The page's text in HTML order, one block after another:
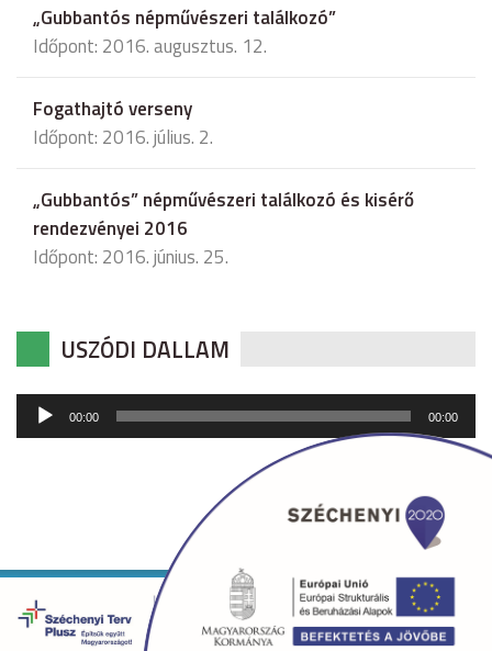
„Gubbantós népművészeri találkozó”
Időpont: 2016. augusztus. 12.
Fogathajtó verseny
Időpont: 2016. július. 2.
„Gubbantós” népművészeri találkozó és kisérő
rendezvényei 2016
Időpont: 2016. június. 25.
USZÓDI DALLAM
Audió
lejátszó
00:00 00:00
Copyright © 2026 uszod.hu Minden jog fenntartva. •
Készítette:fridrik.me